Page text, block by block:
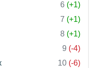
6 (+1)
7 (+1)
8 (+1)
9 (-4)
10 (-6)